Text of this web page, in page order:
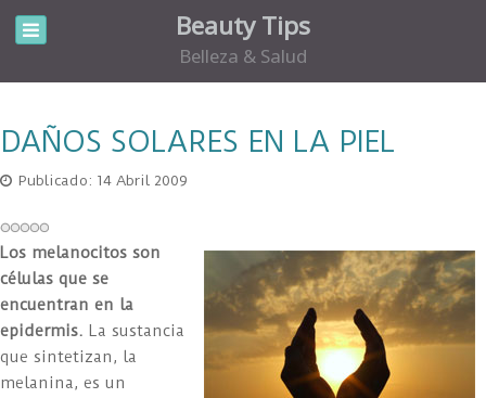
Beauty Tips
Belleza & Salud
DAÑOS SOLARES EN LA PIEL
Publicado: 14 Abril 2009
Los melanocitos son
células que se
encuentran en la
epidermis. La sustancia
que sintetizan, la
melanina, es un